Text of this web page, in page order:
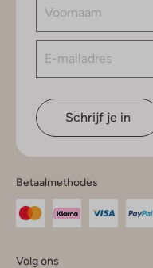
Schrijf je in
Betaalmethodes
Volg ons